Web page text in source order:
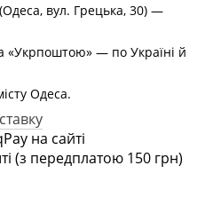
вул. Грецька, 30) —
«Укрпоштою» — по Україні й
Одеса.
на сайті
(з передплатою 150 грн)